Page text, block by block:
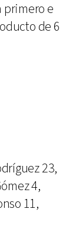
primero e
de 6
23,
4,
11,